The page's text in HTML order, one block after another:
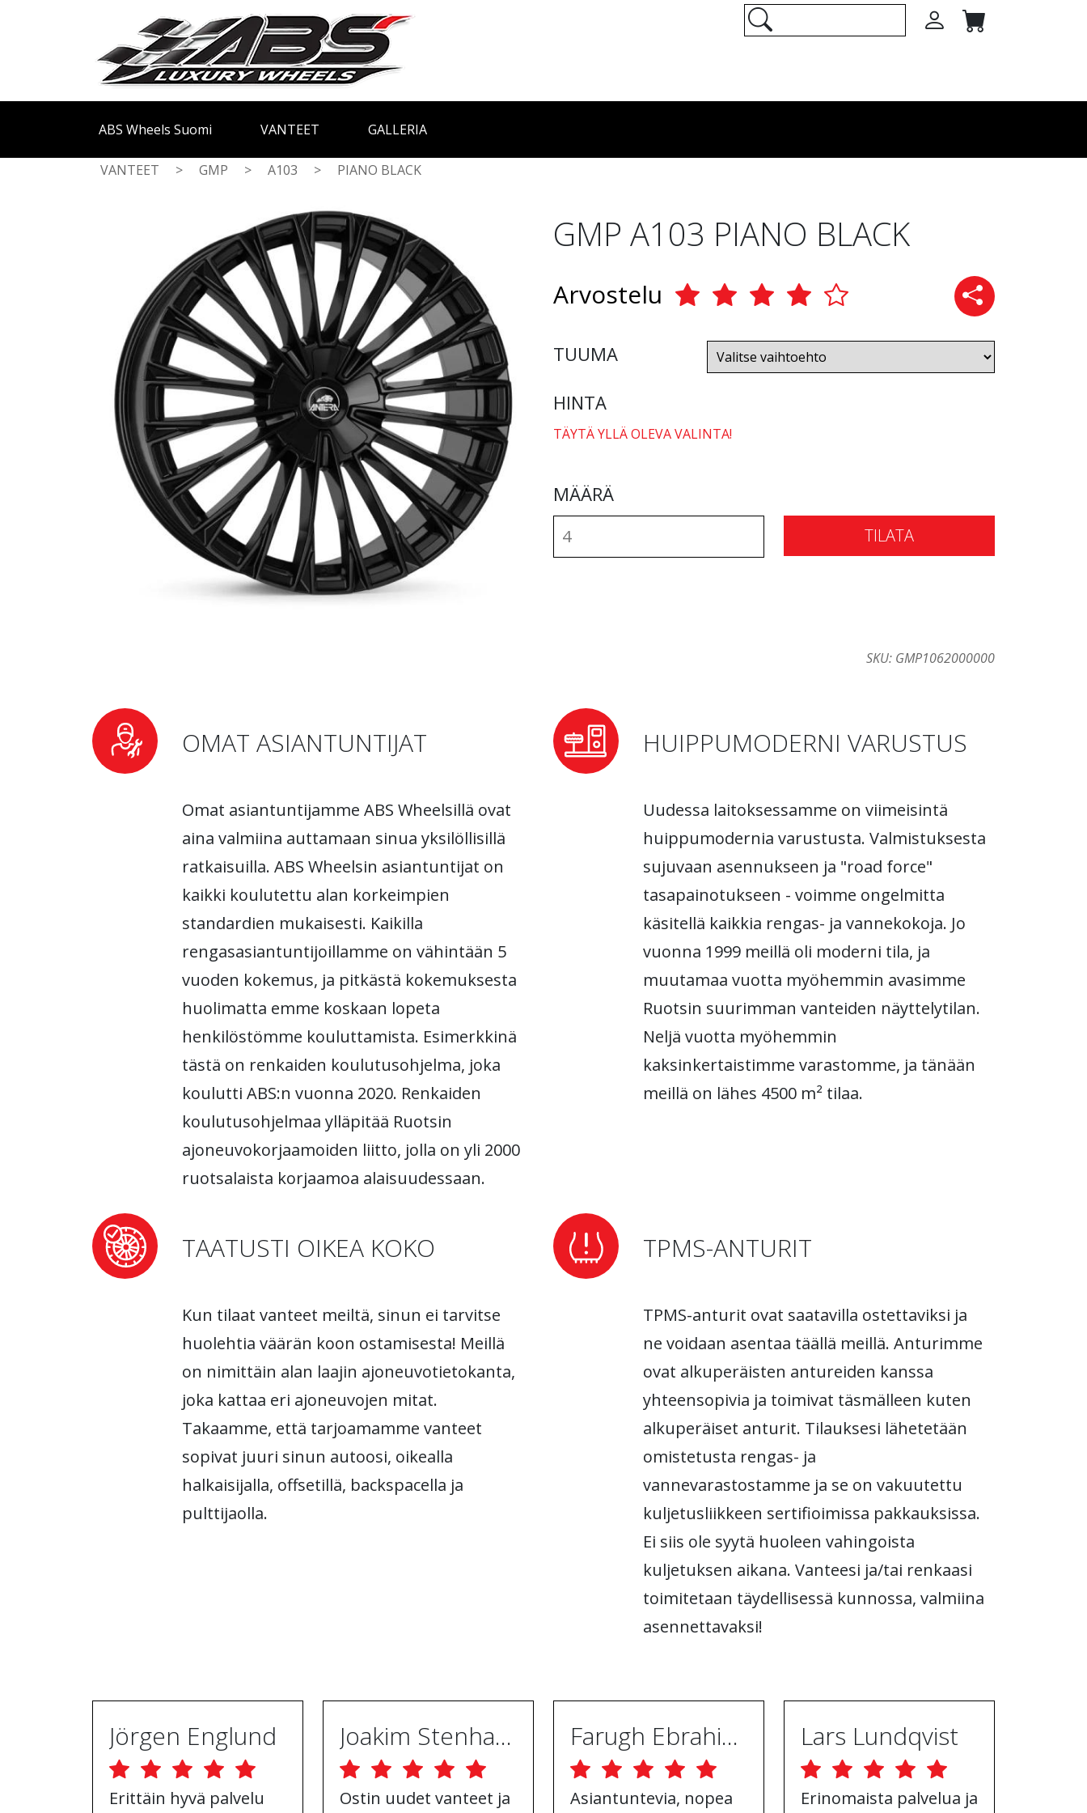
ABS Wheels Suomi VANTEET GALLERIA
VANTEET > GMP > A103 > PIANO BLACK
GMP A103 PIANO BLACK
Arvostelu
TUUMA
HINTA
TÄYTÄ YLLÄ OLEVA VALINTA!
MÄÄRÄ
TILATA
SKU: GMP1062000000
OMAT ASIANTUNTIJAT
Omat asiantuntijamme ABS Wheelsillä ovat
aina valmiina auttamaan sinua yksilöllisillä
ratkaisuilla. ABS Wheelsin asiantuntijat on
kaikki koulutettu alan korkeimpien
standardien mukaisesti. Kaikilla
rengasasiantuntijoillamme on vähintään 5
vuoden kokemus, ja pitkästä kokemuksesta
huolimatta emme koskaan lopeta
henkilöstömme kouluttamista. Esimerkkinä
tästä on renkaiden koulutusohjelma, joka
koulutti ABS:n vuonna 2020. Renkaiden
koulutusohjelmaa ylläpitää Ruotsin
ajoneuvokorjaamoiden liitto, jolla on yli 2000
ruotsalaista korjaamoa alaisuudessaan.
HUIPPUMODERNI VARUSTUS
Uudessa laitoksessamme on viimeisintä
huippumodernia varustusta. Valmistuksesta
sujuvaan asennukseen ja "road force"
tasapainotukseen - voimme ongelmitta
käsitellä kaikkia rengas- ja vannekokoja. Jo
vuonna 1999 meillä oli moderni tila, ja
muutamaa vuotta myöhemmin avasimme
Ruotsin suurimman vanteiden näyttelytilan.
Neljä vuotta myöhemmin
kaksinkertaistimme varastomme, ja tänään
meillä on lähes 4500 m² tilaa.
TAATUSTI OIKEA KOKO
Kun tilaat vanteet meiltä, sinun ei tarvitse
huolehtia väärän koon ostamisesta! Meillä
on nimittäin alan laajin ajoneuvotietokanta,
joka kattaa eri ajoneuvojen mitat.
Takaamme, että tarjoamamme vanteet
sopivat juuri sinun autoosi, oikealla
halkaisijalla, offsetillä, backspacella ja
pulttijaolla.
TPMS-ANTURIT
TPMS-anturit ovat saatavilla ostettaviksi ja
ne voidaan asentaa täällä meillä. Anturimme
ovat alkuperäisten antureiden kanssa
yhteensopivia ja toimivat täsmälleen kuten
alkuperäiset anturit. Tilauksesi lähetetään
omistetusta rengas- ja
vannevarastostamme ja se on vakuutettu
kuljetusliikkeen sertifioimissa pakkauksissa.
Ei siis ole syytä huoleen vahingoista
kuljetuksen aikana. Vanteesi ja/tai renkaasi
toimitetaan täydellisessä kunnossa, valmiina
asennettavaksi!
Jörgen Englund
Erittäin hyvä palvelu
Joakim Stenhammar
Ostin uudet vanteet ja
Farugh Ebrahimpur
Asiantuntevia, nopea
Lars Lundqvist
Erinomaista palvelua ja